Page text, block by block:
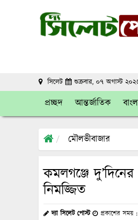
সিলেট শুক্রবার, ০৭ অগাস্ট
প্রচ্ছদ আন্তর্জাতিক
মৌলভীবাজার
কমলগঞ্জে
নিমজ্জিত
দ্যা সিলেট পোস্ট প্রকাশের সময়